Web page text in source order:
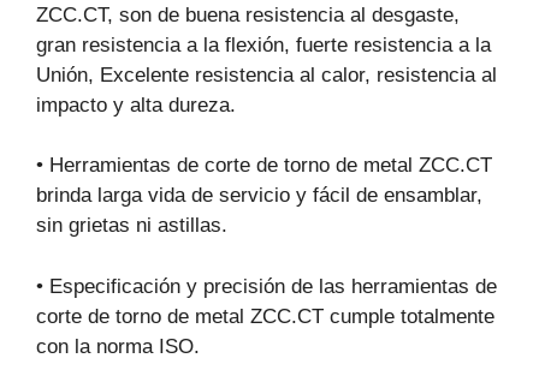
era:
$225.444.
es:
$162.320.
ZCC.CT, son de buena resistencia al desgaste,
gran resistencia a la flexión, fuerte resistencia a la
Unión, Excelente resistencia al calor, resistencia al
impacto y alta dureza.
• Herramientas de corte de torno de metal ZCC.CT
brinda larga vida de servicio y fácil de ensamblar,
sin grietas ni astillas.
• Especificación y precisión de las herramientas de
corte de torno de metal ZCC.CT cumple totalmente
con la norma ISO.